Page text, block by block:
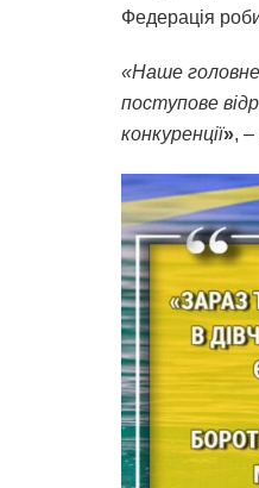
Федерація
«Наше головне
поступове
конкуренції»,